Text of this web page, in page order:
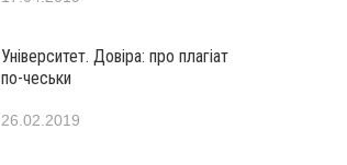
Університет. Довіра: про плагіат
по-чеськи
26.02.2019